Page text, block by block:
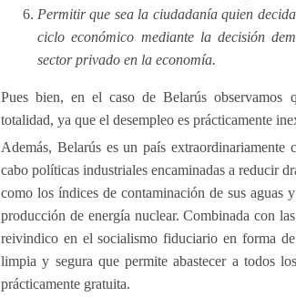
Permitir que sea la ciudadanía quien
ciclo económico mediante la decisión
sector privado en la economía.
Pues bien, en el caso de Belarús observamos
totalidad, ya que el desempleo es prácticamente
Además, Belarús es un país
cabo políticas industriales encaminadas a reducir
como los índices de contaminación de sus aguas
producción de energía nuclear. Combinada con
reivindico en el socialismo fiduciario en forma
limpia y segura que permite abastecer a todos
prácticamente gratuita.